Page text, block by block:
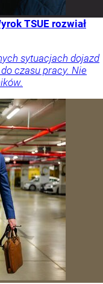
TSUE rozwiał
sytuacjach dojazd
czasu pracy. Nie